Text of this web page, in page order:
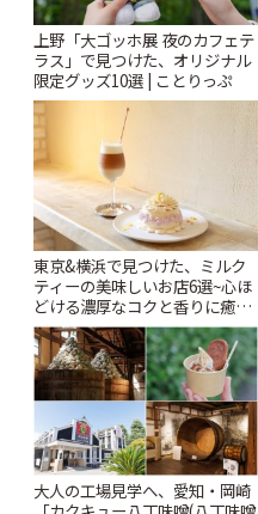
上野「大ゴッホ展 夜のカフェテ
ラス」で見つけた、オリジナル
限定グッズ10選 | ことりっぷ
東京&横浜で見つけた、ミルク
ティーの美味しいお店6選~心ほ
どける濃厚なコクと香りに癒や
されるティータイム~ | ことりっ
ぷ
大人の工場見学へ、愛知・岡崎